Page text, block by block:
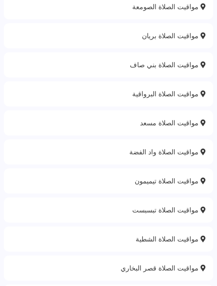
مواقيت الصلاة الصومعة
مواقيت الصلاة بريان
مواقيت الصلاة بني صاف
مواقيت الصلاة البرواقية
مواقيت الصلاة مسعد
مواقيت الصلاة واد الفضة
مواقيت الصلاة تيميمون
مواقيت الصلاة تبسبست
مواقيت الصلاة الشطية
مواقيت الصلاة قصر البخاري